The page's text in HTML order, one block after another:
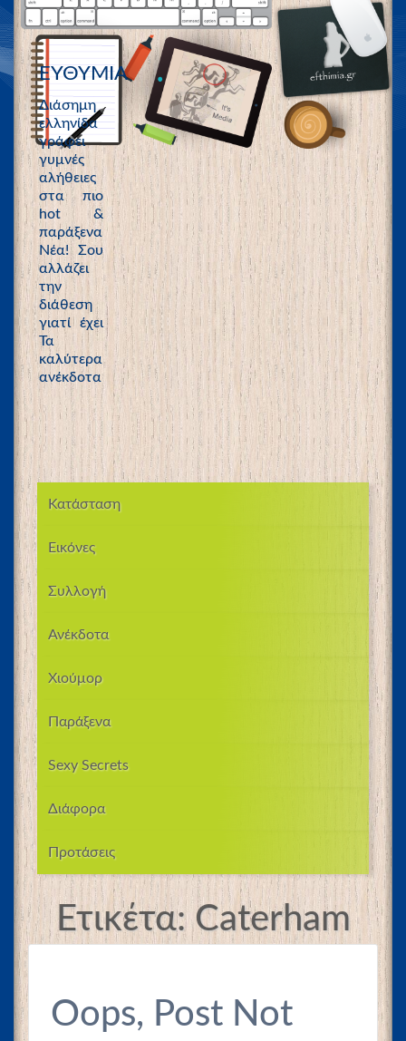
ΕΥΘΥΜΙΑ
Διάσημη
ελληνίδα
γράφει
γυμνές
αλήθειες
στα πιο
hot &
παράξενα
Νέα! Σου
αλλάζει
την
διάθεση
γιατί έχει
Τα
καλύτερα
ανέκδοτα
Κατάσταση
Εικόνες
Συλλογή
Ανέκδοτα
Χιούμορ
Παράξενα
Sexy Secrets
Διάφορα
Προτάσεις
Ετικέτα:Caterham
Oops, Post Not